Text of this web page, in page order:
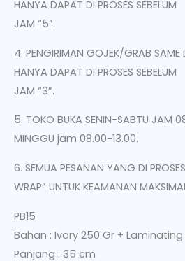
HANYA DAPAT DI PROSES SEBELUM
JAM “5”.
4. PENGIRIMAN GOJEK/GRAB
HANYA DAPAT DI PROSES SEBELUM
JAM “3”.
5. TOKO BUKA SENIN-SABTU JAM
MINGGU jam 08.00-13.00.
6. SEMUA PESANAN YANG DI
WRAP” UNTUK KEAMANAN
PB15
Bahan : Ivory 250 Gr +
Panjang : 35 cm